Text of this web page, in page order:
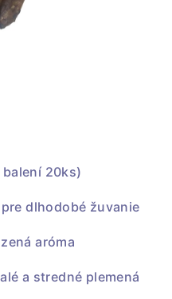
20ks)
dlhodobé žuvanie
aróma
a stredné plemená